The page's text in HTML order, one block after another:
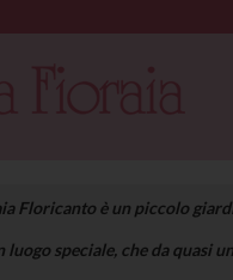
Floricanto è un piccolo
luogo speciale, che da quasi